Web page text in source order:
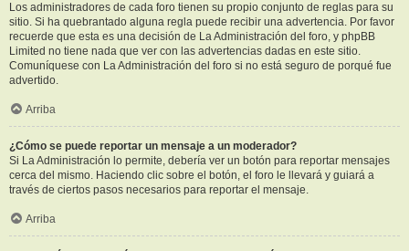
Los administradores de cada foro tienen su propio conjunto de reglas para su
sitio. Si ha quebrantado alguna regla puede recibir una advertencia. Por favor
recuerde que esta es una decisión de La Administración del foro, y phpBB
Limited no tiene nada que ver con las advertencias dadas en este sitio.
Comuníquese con La Administración del foro si no está seguro de porqué fue
advertido.
Arriba
¿Cómo se puede reportar un mensaje a un moderador?
Si La Administración lo permite, debería ver un botón para reportar mensajes
cerca del mismo. Haciendo clic sobre el botón, el foro le llevará y guiará a
través de ciertos pasos necesarios para reportar el mensaje.
Arriba